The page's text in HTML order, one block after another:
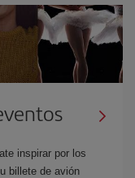
inspirar por los
billete de avión